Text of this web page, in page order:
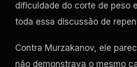
dificuldade do corte de peso
toda essa discussão de
Contra Murzakanov, ele
não demonstrava o mesmo